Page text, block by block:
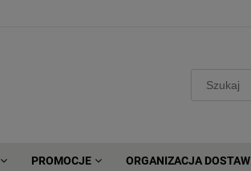
PROMOCJE ORGANIZACJA DOSTAW